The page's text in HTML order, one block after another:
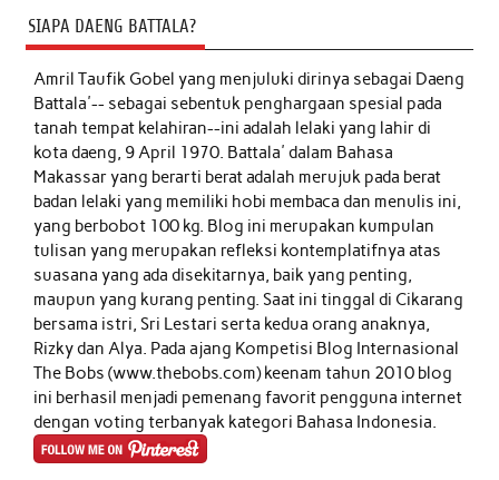
SIAPA DAENG BATTALA?
Amril Taufik Gobelyang menjuluki dirinya sebagai Daeng
Battala'-- sebagai sebentuk penghargaan spesial pada
tanah tempat kelahiran--ini adalah lelaki yang lahir di
kota daeng, 9 April 1970. Battala' dalam Bahasa
Makassar yang berarti berat adalah merujuk pada berat
badan lelaki yang memiliki hobi membaca dan menulis ini,
yang berbobot 100 kg. Blog ini merupakan kumpulan
tulisan yang merupakan refleksi kontemplatifnya atas
suasana yang ada disekitarnya, baik yang penting,
maupun yang kurang penting. Saat ini tinggal di Cikarang
bersama istri, Sri Lestari serta kedua orang anaknya,
Rizky dan Alya. Pada ajang Kompetisi Blog Internasional
The Bobs (www.thebobs.com) keenam tahun 2010 blog
ini berhasil menjadi pemenang favorit pengguna internet
dengan voting terbanyak kategori Bahasa Indonesia.